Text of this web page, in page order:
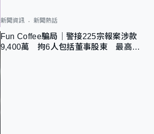
新聞資訊 新聞熱話
Fun Coffee騙局｜警接225宗報案涉款
9,400萬 拘6人包括董事股東 最高金